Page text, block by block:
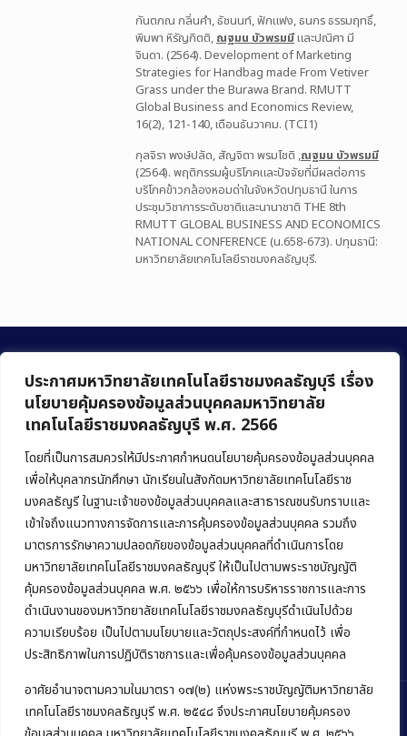
ประกาศมหาวิทยาลัยเทคโนโลยีราชมงคลธัญบุรี เรื่อง
นโยบายคุ้มครองข้อมูลส่วนบุคคลมหาวิทยาลัย
เทคโนโลยีราชมงคลธัญบุรี พ.ศ. 2566
โดยที่เป็นการสมควรให้มีประกาศกำหนดนโยบายคุ้มครองข้อมูลส่วนบุคคล
เพื่อให้บุคลากรนักศึกษา นักเรียนในสังกัดมหาวิทยาลัยเทคโนโลยีราช
มงคลธัญรี ในฐานะเจ้าของข้อมูลส่วนบุคคลและสาธารณชนรับทราบและ
เข้าใจถึงแนวทางการจัดการและการคุ้มครองข้อมูลส่วนบุคคล รวมถึง
มาตรการรักษาความปลอดภัยของข้อมูลส่วนบุคคลที่ดำเนินการโดย
มหาวิทยาลัยเทคโนโลยีราชมงคลธัญบุรี ให้เป็นไปตามพระราชบัญญัติ
คุ้มครองข้อมูลส่วนบุคคล พ.ศ. ๒๕๖๖ เพื่อให้การบริหารราชการและการ
ดำเนินงานของมหาวิทยาลัยเทคโนโลยีราชมงคลธัญบุรีดำเนินไปด้วย
ความเรียบร้อย เป็นไปตามนโยบายและวัตถุประสงค์ที่กำหนดไว้ เพื่อ
ประสิทธิภาพในการปฏิบัติราชการและเพื่อคุ้มครองข้อมูลส่วนบุคคล
อาศัยอำนาจตามความในมาตรา ๑๗(๒) แห่งพระราชบัญญัติมหาวิทยาลัย
เทคโนโลยีราชมงคลธัญบุรี พ.ศ. ๒๕๔๘ จึงประกาศนโยบายคุ้มครอง
กันตภณ กลิ่นคำ, ธัชนนท์, ฟักแฟง, ธนกร ธรรมฤทธิ์,
พิมพา หิรัญกิตติ,ณฐมน บัวพรมมีและปณิศา มี
จินดา. (2564). Development of Marketing
Strategies for Handbag made From Vetiver
Grass under the Burawa Brand. RMUTT
Global Business and Economics Review,
16(2), 121-140, เดือนธันวาคม. (TCI1)
กุลจิรา พงษ์ปลัด, สัญจิตา พรมโชติ ,ณฐมน บัวพรมมี
(2564). พฤติกรรมผู้บริโภคและปัจจัยที่มีผลต่อการ
บริโภคข้าวกล้องหอมด่าในจังหวัดปทุมธานี ในการ
ประชุมวิชาการระดับชาติและนานาชาติ THE 8th
RMUTT GLOBAL BUSINESS AND ECONOMICS
NATIONAL CONFERENCE (น.658-673). ปทุมธานี:
มหาวิทยาลัยเทคโนโลยีราชมงคลธัญบุรี.
คณะบริหารธุรกิจ
มหาวิทยาลัยเทคโนโลยีราชมงคลธัญบุรี
39 หมู่ 1 ถนนรังสิต-นครนายก ตำบลคลองหก
อำเภอคลองหลวง จังหวัดปทุมธานี 12120
Phone:+66 (0) 2549 3243,+66 (0) 2549 3241
E-mail:bus@rmutt.ac.th